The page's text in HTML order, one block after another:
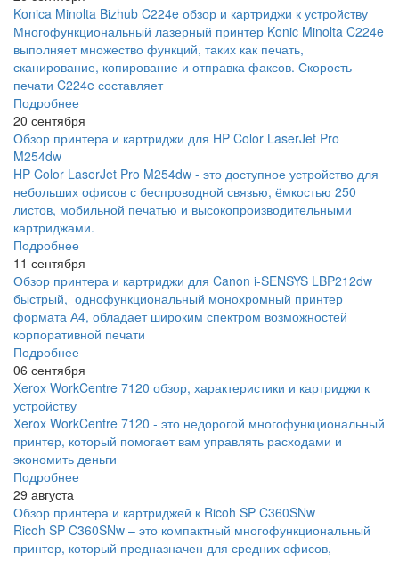
Konica Minolta Bizhub C224e обзор и картриджи к устройству
Многофункциональный лазерный принтер Konic Minolta C224e
выполняет множество функций, таких как печать,
сканирование, копирование и отправка факсов. Скорость
печати C224e составляет
Подробнее
20 сентября
Обзор принтера и картриджи для HP Color LaserJet Pro
M254dw
HP Color LaserJet Pro M254dw - это доступное устройство для
небольших офисов с беспроводной связью, ёмкостью 250
листов, мобильной печатью и высокопроизводительными
картриджами.
Подробнее
11 сентября
Обзор принтера и картриджи для Canon i-SENSYS LBP212dw
быстрый, однофункциональный монохромный принтер
формата А4, обладает широким спектром возможностей
корпоративной печати
Подробнее
06 сентября
Xerox WorkCentre 7120 обзор, характеристики и картриджи к
устройству
Xerox WorkCentre 7120 - это недорогой многофункциональный
принтер, который помогает вам управлять расходами и
экономить деньги
Подробнее
29 августа
Обзор принтера и картриджей к Ricoh SP C360SNw
Ricoh SP C360SNw – это компактный многофункциональный
принтер, который предназначен для средних офисов,